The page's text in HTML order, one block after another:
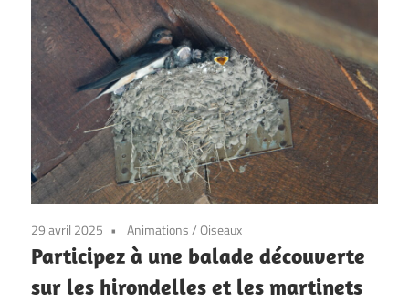
29 avril 2025 Animations/Oiseaux
Participez à une balade découverte
sur les hirondelles et les martinets